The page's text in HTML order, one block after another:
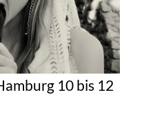
10 bis 12